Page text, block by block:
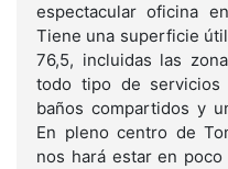
espectacular oficina
Tiene una superficie
76,5, incluidas las
todo tipo de servicios
baños compartidos y
En pleno centro de
nos hará estar en